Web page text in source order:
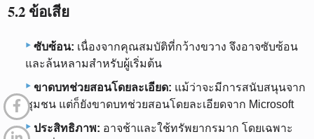
5.2 ข้อเสีย
ซับซ้อน: เนื่องจากคุณสมบัติที่กว้างขวาง จึงอาจซับซ้อน
และล้นหลามสำหรับผู้เริ่มต้น
ขาดบทช่วยสอนโดยละเอียด: แม้ว่าจะมีการสนับสนุนจาก
ชุมชน แต่ก็ยังขาดบทช่วยสอนโดยละเอียดจาก Microsoft
ประสิทธิภาพ: อาจช้าและใช้ทรัพยากรมาก โดยเฉพาะ